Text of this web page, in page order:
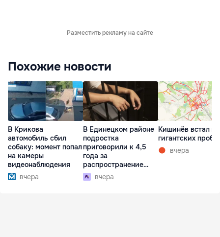
Разместить рекламу на сайте
Похожие новости
В Крикова
автомобиль сбил
собаку: момент попал
на камеры
видеонаблюдения
вчера
В Единецком районе
подростка
приговорили к 4,5
года за
распространение
наркотиков
вчера
Кишинёв встал в
гигантских
вчера